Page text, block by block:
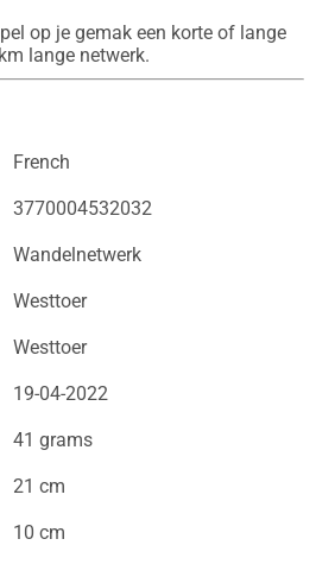
op je gemak een korte of lange
lange netwerk.
French
3770004532032
Wandelnetwerk
Westtoer
Westtoer
19-04-2022
41 grams
21 cm
10 cm